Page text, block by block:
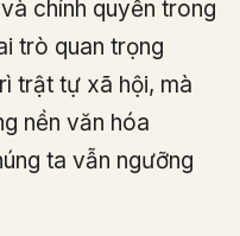
chính quyền trong
trò quan trọng
trật tự xã hội, mà
nền văn hóa
ta vẫn ngưỡng